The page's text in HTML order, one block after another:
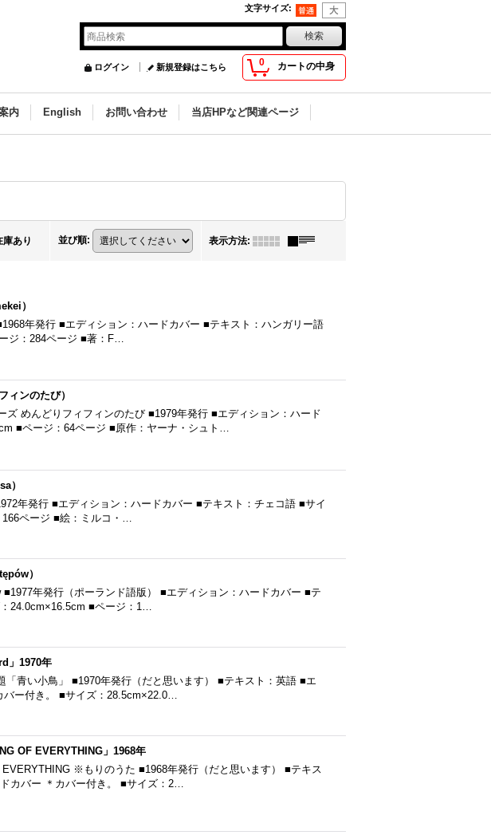
文字サイズ:
0 カートの中身
ログイン 新規登録はこちら
内 English お問い合わせ 当店HPなど関連ページ
庫あり 並び順: 表示方法:
）
年発行 ■エディション：ハードカバー ■テキスト：ハンガリー語
ジ：284ページ ■著：F…
ィンのたび）
ズ めんどりフィフィンのたび ■1979年発行 ■エディション：ハード
■ページ：64ページ ■原作：ヤーナ・シュト…
）
年発行 ■エディション：ハードカバー ■テキスト：チェコ語 ■サイ
ページ ■絵：ミルコ・…
）
年発行（ポーランド語版） ■エディション：ハードカバー ■テ
24.0cm×16.5cm ■ページ：1…
」1970年
青い小鳥」 ■1970年発行（だと思います） ■テキスト：英語 ■エ
バー付き。 ■サイズ：28.5cm×22.0…
OF EVERYTHING」1968年
※もりのうた ■1968年発行（だと思います） ■テキス
カバー ＊カバー付き。 ■サイズ：2…